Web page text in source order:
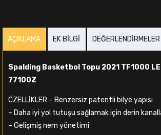
AÇIKLAMA EK BILGI
Spalding Basketbol Topu 2021 TF1000
77100Z
ÖZELLİKLER – Benzersiz patentli bilye yapısı
– Daha iyi yol tutuşu sağlamak için derin
– Gelişmiş nem yönetimi